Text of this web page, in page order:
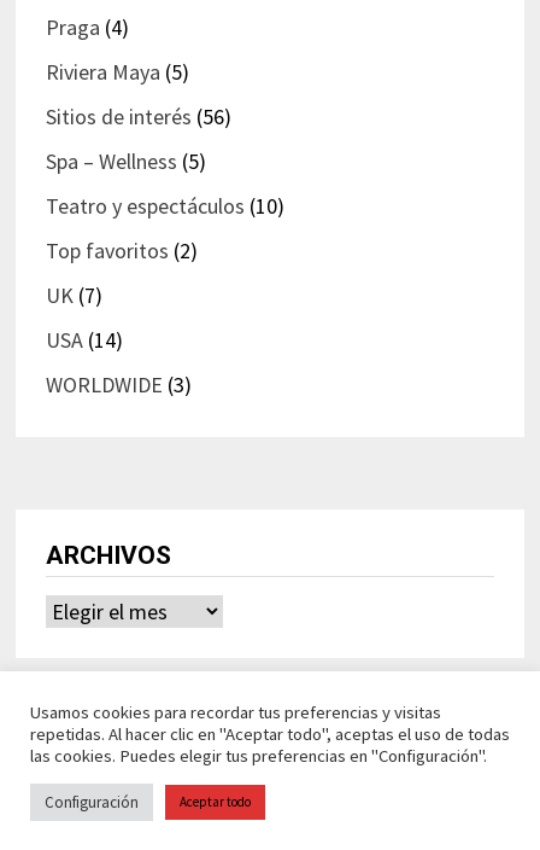
Praga (4)
Riviera Maya (5)
Sitios de interés (56)
Spa – Wellness (5)
Teatro y espectáculos (10)
Top favoritos (2)
UK (7)
USA(14)
WORLDWIDE (3)
ARCHIVOS
Archivos
Ideasdeocio Funciona conWordPress
Usamos cookies para recordar tus preferencias y visitas
repetidas. Al hacer clic en "Aceptar todo", aceptas el uso de todas
las cookies. Puedes elegir tus preferencias en "Configuración".
Configuración Aceptar todo